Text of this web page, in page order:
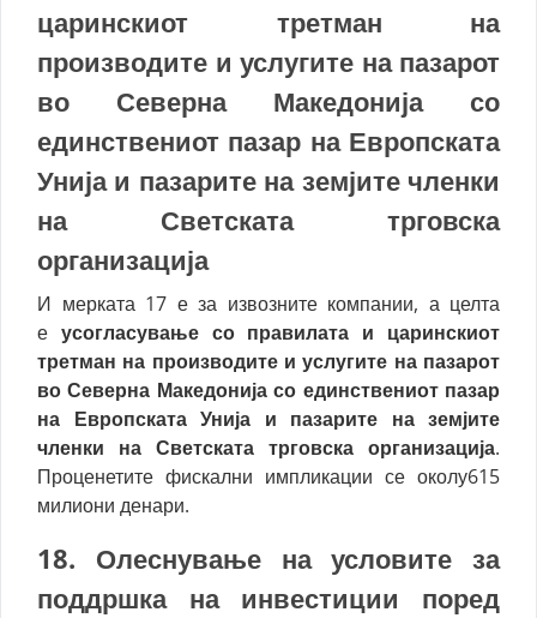
царинскиот третман на
производите и услугите на пазарот
во Северна Македонија со
единствениот пазар на Европската
Унија и пазарите на земјите членки
на Светската трговска
организација
И мерката 17 е за извозните компании, а целта
е усогласување со правилата и царинскиот
третман на производите и услугите на пазарот
во Северна Македонија со единствениот пазар
на Европската Унија и пазарите на земјите
членки на Светската трговска организација.
Проценетите фискални импликации се околу615
милиони денари.
18. Олеснување на условите за
поддршка на инвестиции поред